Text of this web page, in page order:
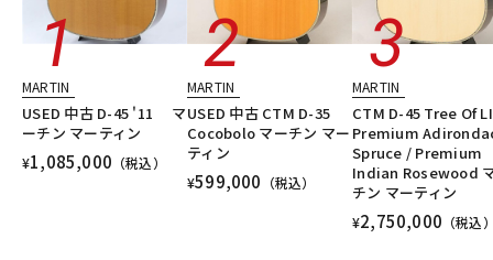
DTM オンライン納品 レコーディング機器
配信/ライブ機器 楽器アクセサリ
中古 ヴィンテージ
MARTIN
USED 中古 D-45 '11 マ
ーチン マーティン
¥1,085,000 （税込）
MARTIN
USED 中古 CTM D-35
Cocobolo マーチン マー
ティン
¥599,000 （税込）
MARTIN
CTM D-45 Tree Of
Premium
Spruce / Premium
Indian Rosewood
チン マーティン
¥2,750,000 （税込